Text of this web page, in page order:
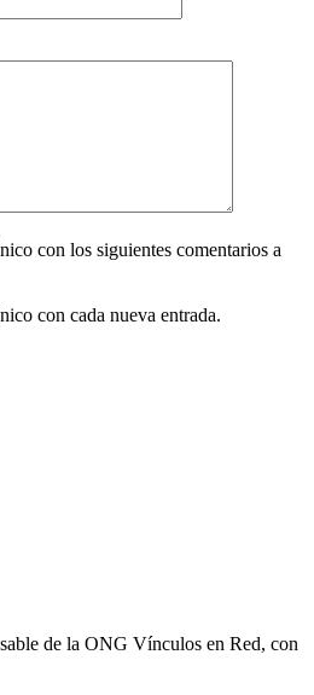
con los siguientes comentarios a
con cada nueva entrada.
de la ONG Vínculos en Red, con